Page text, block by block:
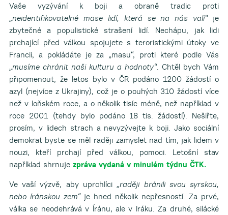
Vaše vyzývání k boji a obraně tradic proti
„neidentifikovatelné mase lidí, která se na nás valí“je
zbytečné a populistické strašení lidí. Nechápu, jak lidi
prchající před válkou spojujete s teroristickými útoky ve
Francii, a pokládáte je za „masu“, proti které podle Vás
„musíme chránit naši kulturu a hodnoty“. Chtěl bych Vám
připomenout, že letos bylo v ČR podáno 1200 žádostí o
azyl (nejvíce z Ukrajiny), což je o pouhých 310 žádostí více
než v loňském roce, a o několik tisíc méně, než například v
roce 2001 (tehdy bylo podáno 18 tis. žádostí). Nešiřte,
prosím, v lidech strach a nevyzývejte k boji. Jako sociální
demokrat byste se měl raději zamyslet nad tím, jak lidem v
nouzi, kteří prchají před válkou, pomoci. Letošní stav
například shrnuje zpráva vydaná v minulém týdnu ČTK.
Ve vaší výzvě, aby uprchlíci„raději bránili svou syrskou,
nebo íránskou zem“je hned několik nepřesností. Za prvé,
válka se neodehrává v Íránu, ale v Iráku. Za druhé, silácké